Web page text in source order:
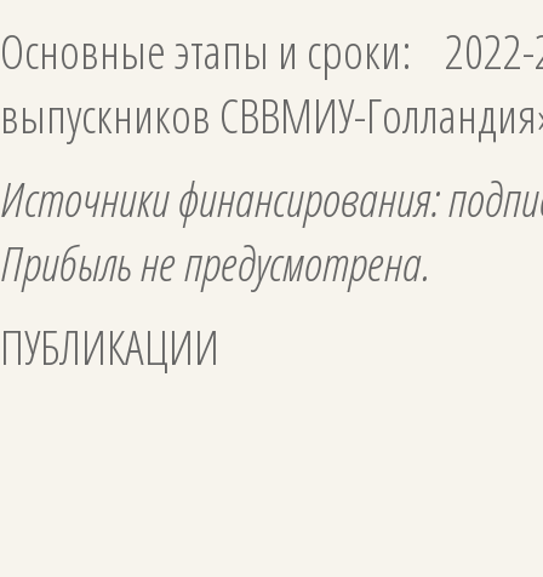
Основные этапы и сроки:
выпускников СВВМИУ-
Источники финансирования:
Прибыль не предусмотрена.
ПУБЛИКАЦИИ